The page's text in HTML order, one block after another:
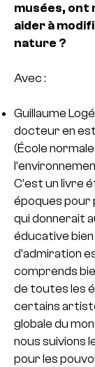
musées, ont
aider à
nature ?
Avec :
Guillaume
docteur en
(École
C’est un livre
époques pour
qui donnerait
éducative bien
d’admiration
comprends
de toutes les
certains
globale du
nous suivions
pour les